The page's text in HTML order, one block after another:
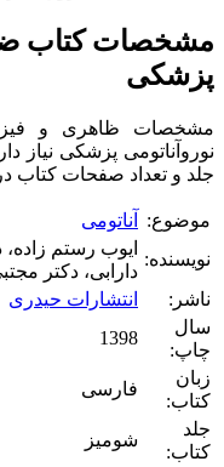
مشخصات کتاب
پزشکی
مشخصات ظاهری و
نوروآناتومی پزشکی نیاز
جلد و تعداد صفحات کتاب
موضوع:
آناتومی
نویسنده:
ایوب رستم
دارابی، دکتر
ناشر:
انتشارات حیدری
سال
چاپ:
1398
زبان
کتاب:
فارسی
جلد
کتاب:
شومیز